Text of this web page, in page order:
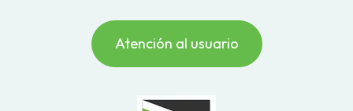
Atención al usuario